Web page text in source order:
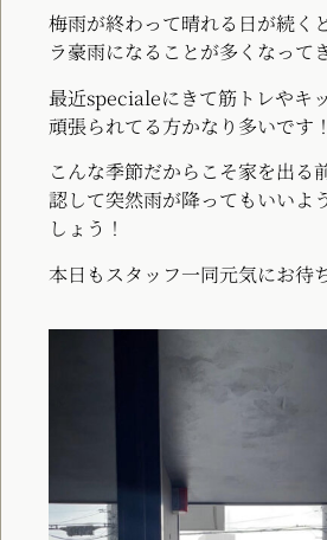
梅雨が終わって晴れる日が続く
ラ豪雨になることが多くなって
最近specialeにきて筋トレやキ
頑張られてる方かなり多いです！
こんな季節だからこそ家を出る
認して突然雨が降ってもいいよ
しょう！
本日もスタッフ一同元気にお待